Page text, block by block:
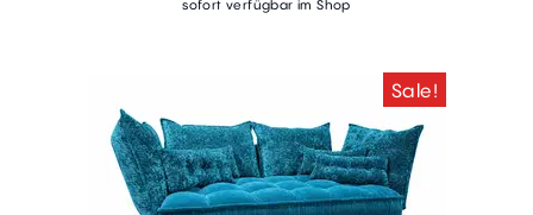
sofort verfügbar im Shop
Sale!